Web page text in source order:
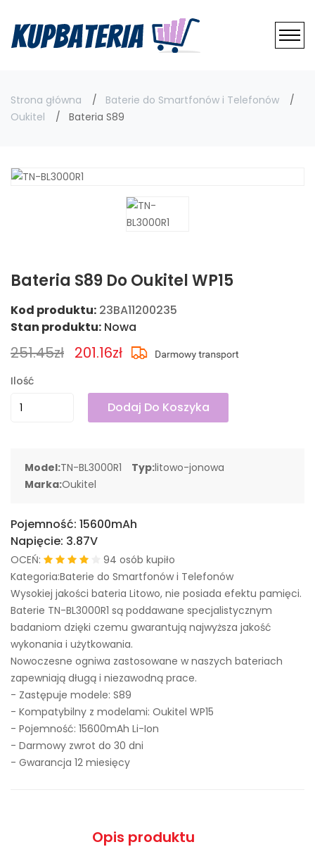
Strona główna
Baterie do Smartfonów i Telefonów
Oukitel
Bateria S89
Bateria S89 Do Oukitel WP15
Kod produktu: 23BA11200235
Stan produktu: Nowa
251.45zł 201.16zł
Ilość
Dodaj Do Koszyka
Model:TN-BL3000R1 Typ:litowo-jonowa
Marka:Oukitel
Pojemność: 15600mAh
Napięcie: 3.87V
OCEŃ:
94 osób kupiło
Kategoria:Baterie do Smartfonów i Telefonów
Wysokiej jakości bateria Litowo, nie posiada efektu pamięci.
Baterie TN-BL3000R1 są poddawane specjalistycznym
badaniom dzięki czemu gwarantują najwyższa jakość
wykonania i użytkowania.
Nowoczesne ogniwa zastosowane w naszych bateriach
zapewniają długą i niezawodną prace.
- Zastępuje modele: S89
- Kompatybilny z modelami: Oukitel WP15
- Pojemność: 15600mAh Li-Ion
- Darmowy zwrot do 30 dni
- Gwarancja 12 miesięcy
Opis produktu